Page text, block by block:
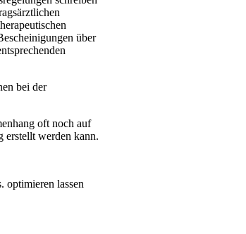
über
bei der
oft noch auf
erstellt werden kann.
optimieren lassen